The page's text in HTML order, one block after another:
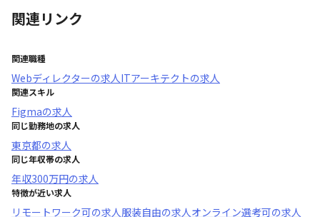
関連リンク
関連職種
Webディレクターの求人ITアーキテクトの求人
関連スキル
Figmaの求人
同じ勤務地の求人
東京都の求人
同じ年収帯の求人
年収300万円の求人
特徴が近い求人
リモートワーク可の求人服装自由の求人オンライン選考可の求人